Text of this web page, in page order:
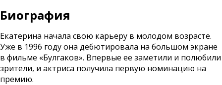
Биография
Екатерина начала свою карьеру в молодом возрасте.
Уже в 1996 году она дебютировала на большом экране
в фильме «Булгаков». Впервые ее заметили и полюбили
зрители, и актриса получила первую номинацию на
премию.